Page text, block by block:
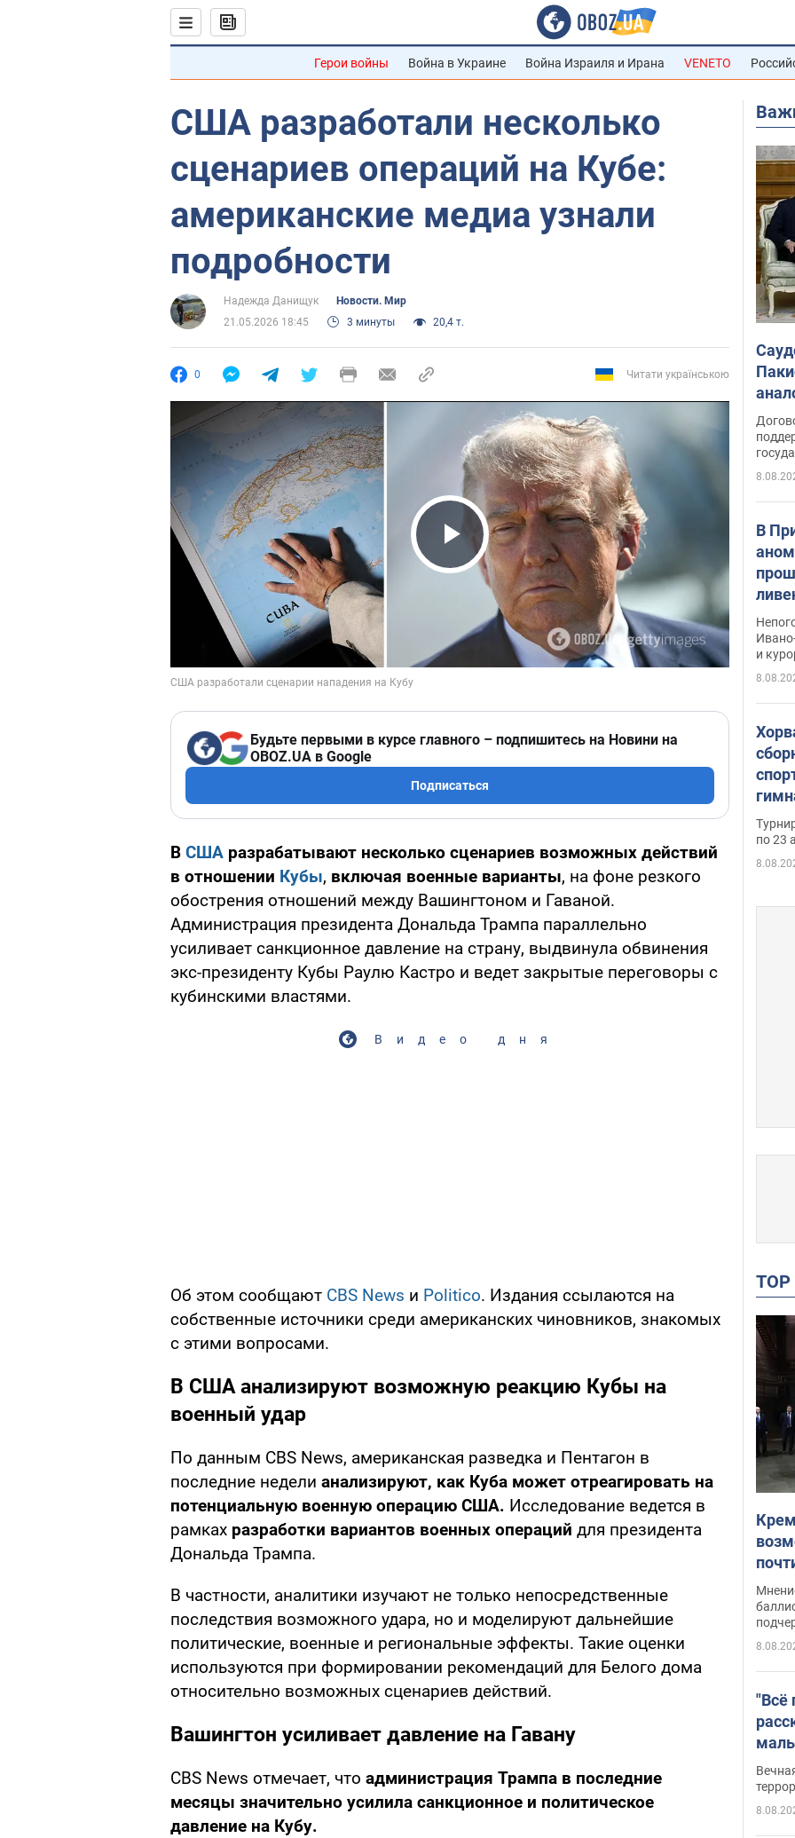
Герои войны Война в Украине Война Израиля и Ирана VENETO
США разработали несколько
сценариев операций на Кубе:
американские медиа узнали
подробности
Надежда Данищук
Новости. Мир
21.05.2026 18:45
3 минуты 20,4 т.
0 Читати українською
Play Video
Будьте первыми в курсе главного – подпишитесь на Новини на
OBOZ.UA в Google
Подписаться
В США разрабатывают несколько сценариев возможных действий
в отношении Кубы, включая военные варианты, на фоне резкого
обострения отношений между Вашингтоном и Гаваной.
Администрация президента Дональда Трампа параллельно
усиливает санкционное давление на страну, выдвинула обвинения
экс-президенту Кубы Раулю Кастро и ведет закрытые переговоры с
кубинскими властями.
Видео дня
Об этом сообщают CBS News и Politico. Издания ссылаются на
собственные источники среди американских чиновников, знакомых
с этими вопросами.
В США анализируют возможную реакцию Кубы на
военный удар
По данным CBS News, американская разведка и Пентагон в
последние недели анализируют, как Куба может отреагировать на
потенциальную военную операцию США. Исследование ведется в
рамках разработки вариантов военных операций для президента
Дональда Трампа.
В частности, аналитики изучают не только непосредственные
последствия возможного удара, но и моделируют дальнейшие
политические, военные и региональные эффекты. Такие оценки
используются при формировании рекомендаций для Белого дома
относительно возможных сценариев действий.
Вашингтон усиливает давление на Гавану
CBS News отмечает, что администрация Трампа в последние
месяцы значительно усилила санкционное и политическое
давление на Кубу.
В
и
на
по 23
"Всё